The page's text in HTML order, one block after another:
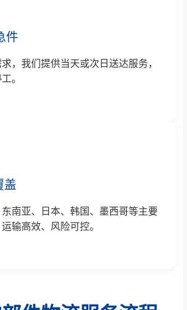
件
，我们提供当天或次日送达服务，
。
盖
南亚、日本、韩国、墨西哥等主要
输高效、风险可控。